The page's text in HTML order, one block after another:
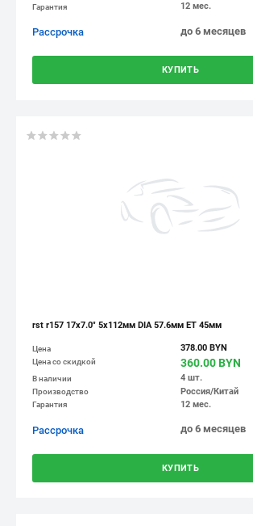
Гарантия 12 мес.
Рассрочка до 6 месяцев
КУПИТЬ
rst r157 17x7.0" 5x112мм DIA 57.6мм ET 45мм
Цена 378.00 BYN
Цена со скидкой 360.00 BYN
В наличии 4 шт.
Производство Россия/Китай
Гарантия 12 мес.
Рассрочка до 6 месяцев
КУПИТЬ